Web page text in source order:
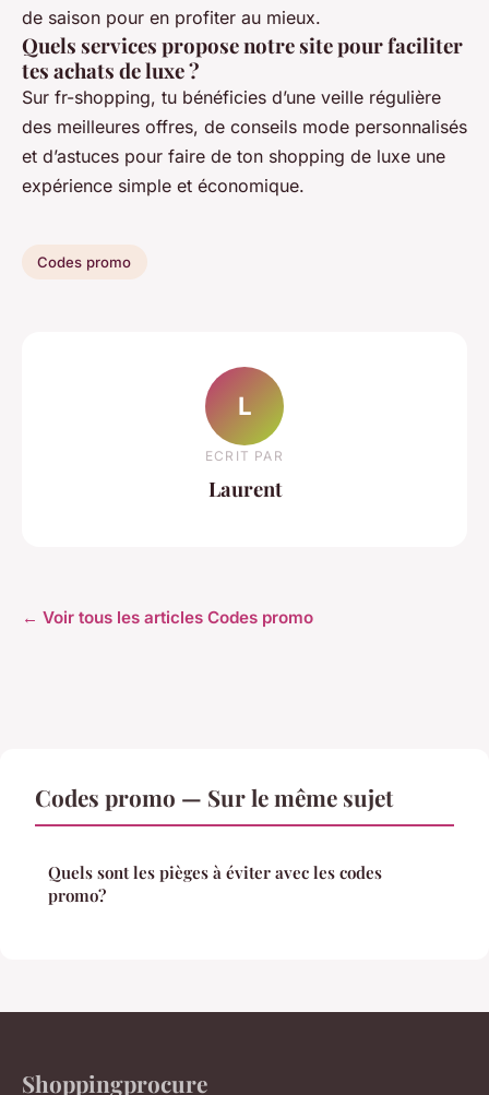
de saison pour en profiter au mieux.
Quels services propose notre site pour faciliter
tes achats de luxe ?
Sur fr-shopping, tu bénéficies d’une veille régulière
des meilleures offres, de conseils mode personnalisés
et d’astuces pour faire de ton shopping de luxe une
expérience simple et économique.
Codes promo
L
ECRIT PAR
Laurent
← Voir tous les articles Codes promo
Codes promo — Sur le même sujet
Quels sont les pièges à éviter avec les codes
promo?
Shoppingprocure